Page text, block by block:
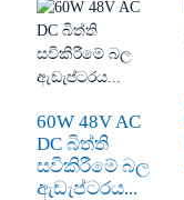
60W 48V AC
DC බිත්ති
සවිකිරීමේ බල
ඇඩැප්ටරය...